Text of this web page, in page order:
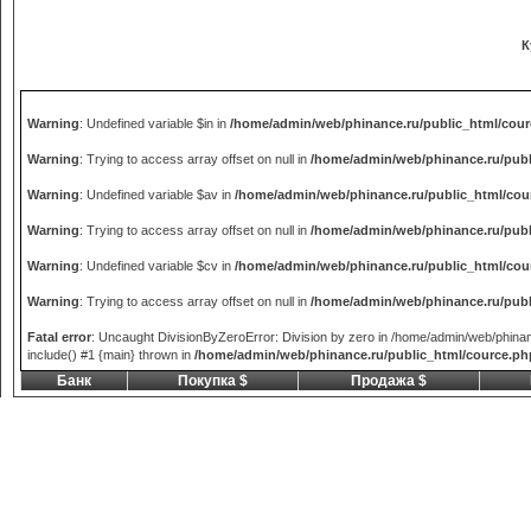
Warning: Undefined variable $in in /home/admin/web/phinance.ru/public_html/
Warning: Trying to access array offset on null in /home/admin/web/phinance.ru/
Warning: Undefined variable $av in /home/admin/web/phinance.ru/public_html/
Warning: Trying to access array offset on null in /home/admin/web/phinance.ru/
Warning: Undefined variable $cv in /home/admin/web/phinance.ru/public_html/
Warning: Trying to access array offset on null in /home/admin/web/phinance.ru/
Fatal error: Uncaught DivisionByZeroError: Division by zero in /home/admin/web/
include() #1 {main} thrown in /home/admin/web/phinance.ru/public_html/
Банк Покупка $ Продажа $